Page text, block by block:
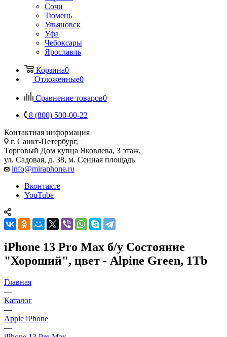
Сочи
Тюмень
Ульяновск
Уфа
Чебоксары
Ярославль
Корзина0
Отложенные0
Сравнение товаров0
8 (800) 500-00-22
Контактная информация
г. Санкт-Петербург,
Торговый Дом купца Яковлева, 3 этаж,
ул. Садовая, д. 38, м. Сенная площадь
info@miraphone.ru
Вконтакте
YouTube
iPhone 13 Pro Max б/у Состояние
"Хороший", цвет - Alpine Green, 1Tb
Главная
—
Каталог
—
Apple iPhone
—